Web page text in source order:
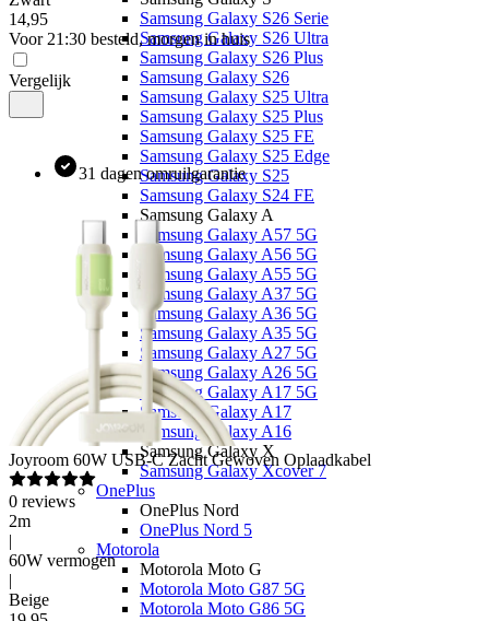
Samsung Galaxy S26 Serie
Samsung Galaxy S26 Ultra
Samsung Galaxy S26 Plus
Samsung Galaxy S26
Samsung Galaxy S25 Ultra
Samsung Galaxy S25 Plus
Samsung Galaxy S25 FE
Samsung Galaxy S25 Edge
Samsung Galaxy S25
Samsung Galaxy S24 FE
Samsung Galaxy A
Samsung Galaxy A57 5G
Samsung Galaxy A56 5G
Samsung Galaxy A55 5G
Samsung Galaxy A37 5G
Samsung Galaxy A36 5G
Samsung Galaxy A35 5G
Samsung Galaxy A27 5G
Samsung Galaxy A26 5G
Samsung Galaxy A17 5G
Samsung Galaxy A17
Samsung Galaxy A16
Samsung Galaxy X
Samsung Galaxy Xcover 7
OnePlus
OnePlus Nord
OnePlus Nord 5
Motorola
Motorola Moto G
Motorola Moto G87 5G
Motorola Moto G86 5G
14,95
Voor 21:30 besteld, morgen in huis
Vergelijk
31 dagen omruilgarantie
Joyroom 60W USB-C Zacht Gewoven Oplaadkabel
0 reviews
2m
|
60W vermogen
|
Beige